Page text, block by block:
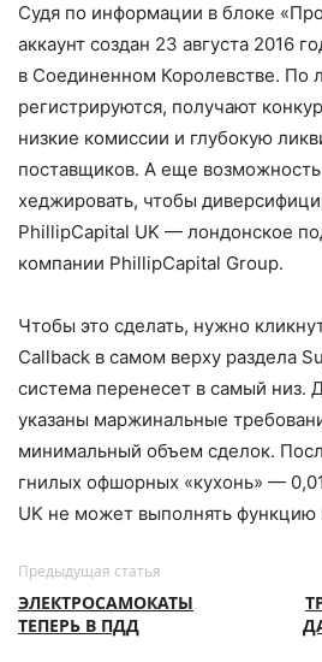
Судя по информации в блоке
аккаунт создан 23 августа 2016
в Соединенном Королевстве. По
регистрируются, получают
низкие комиссии и глубокую
поставщиков. А еще возможность
хеджировать, чтобы
PhillipCapital UK — лондонское
компании PhillipCapital Group.
Чтобы это сделать, нужно
Callback в самом верху раздела
система перенесет в самый низ.
указаны маржинальные
минимальный объем сделок.
гнилых офшорных «кухонь» —
UK не может выполнять функцию
Предыдущая статья
ЭЛЕКТРОСАМОКАТЫ
ТЕПЕРЬ В ПДД